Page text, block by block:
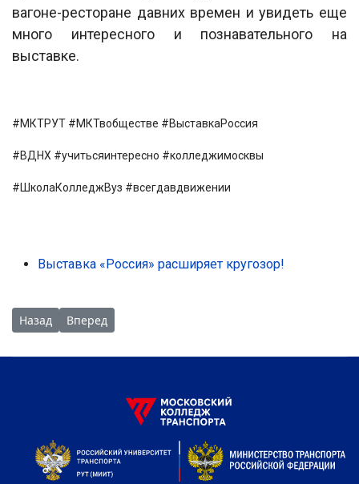
вагоне-ресторане давних времен и увидеть еще
много интересного и познавательного на
выставке.
#МКТРУТ #МКТвобществе #ВыставкаРоссия
#ВДНХ #учитьсяинтересно #колледжимосквы
#ШколаКолледжВуз #всегдавдвижении
Выставка «Россия» расширяет кругозор!
Предыдущий: Родительские собрания в Московском
Назад Следующий: Товарищеская встреча по мини-
Вперед